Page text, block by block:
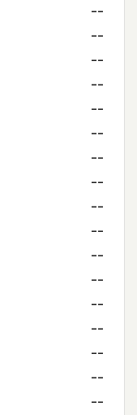
--
--
--
--
--
--
--
--
--
--
--
--
--
--
--
--
--